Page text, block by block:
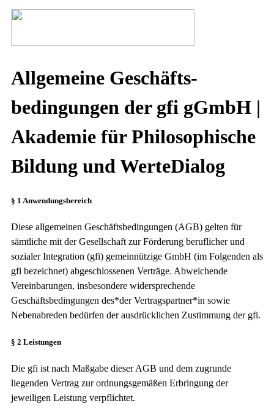
Allgemeine Geschäfts­
bedingungen der gfi gGmbH |
Akademie für Philosophische
Bildung und WerteDialog
§ 1 Anwendungsbereich
Diese allgemeinen Geschäftsbedingungen (AGB) gelten für
sämtliche mit der Gesellschaft zur Förderung beruflicher und
sozialer Integration (gfi) gemeinnützige GmbH (im Folgenden als
gfi bezeichnet) abgeschlossenen Verträge. Abweichende
Vereinbarungen, insbesondere widersprechende
Geschäftsbedingungen des*der Vertragspartner*in sowie
Nebenabreden bedürfen der ausdrücklichen Zustimmung der gfi.
§ 2 Leistungen
Die gfi ist nach Maßgabe dieser AGB und dem zugrunde
liegenden Vertrag zur ordnungsgemäßen Erbringung der
jeweiligen Leistung verpflichtet.